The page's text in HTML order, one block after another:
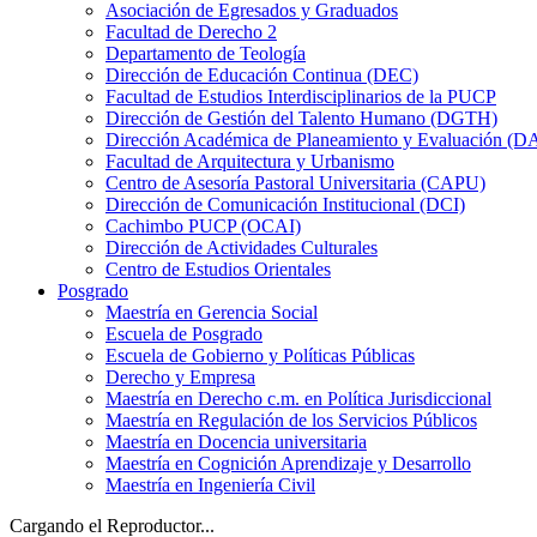
Asociación de Egresados y Graduados
Facultad de Derecho 2
Departamento de Teología
Dirección de Educación Continua (DEC)
Facultad de Estudios Interdisciplinarios de la PUCP
Dirección de Gestión del Talento Humano (DGTH)
Dirección Académica de Planeamiento y Evaluación
Facultad de Arquitectura y Urbanismo
Centro de Asesoría Pastoral Universitaria (CAPU)
Dirección de Comunicación Institucional (DCI)
Cachimbo PUCP (OCAI)
Dirección de Actividades Culturales
Centro de Estudios Orientales
Posgrado
Maestría en Gerencia Social
Escuela de Posgrado
Escuela de Gobierno y Políticas Públicas
Derecho y Empresa
Maestría en Derecho c.m. en Política Jurisdiccional
Maestría en Regulación de los Servicios Públicos
Maestría en Docencia universitaria
Maestría en Cognición Aprendizaje y Desarrollo
Maestría en Ingeniería Civil
Cargando el Reproductor...